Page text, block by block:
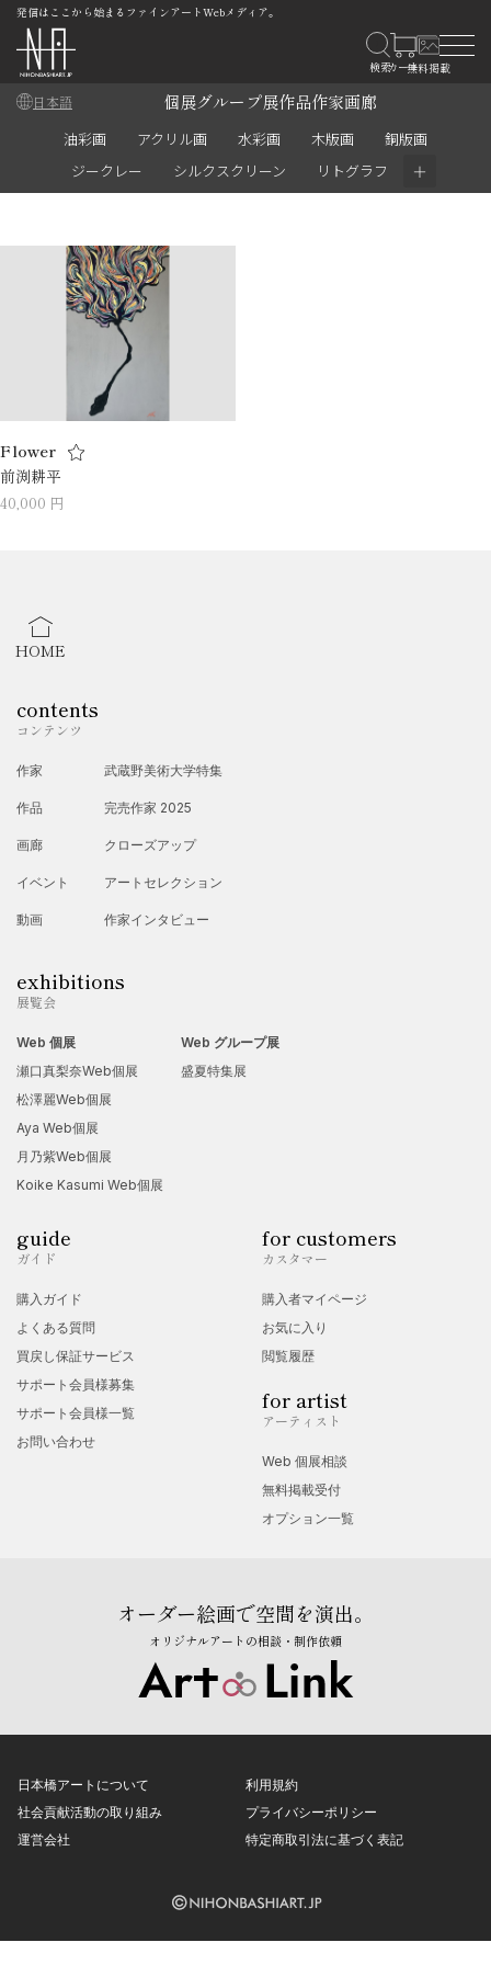
発信はここから始まるファインアートWebメディア。
日本語 個展グループ展作品作家画廊
油彩画 アクリル画 水彩画 木版画
銅版画
ジークレー
シルクスクリーン リトグラフ ＋
Flower
前渕耕平
40,000 円
HOME
contents
コンテンツ
作家
作品
画廊
イベント
動画
武蔵野美術大学特集
完売作家 2025
クローズアップ
アートセレクション
作家インタビュー
exhibitions
展覧会
Web 個展
瀬口真梨奈Web個展
松澤麗Web個展
Aya Web個展
月乃紫Web個展
Koike Kasumi Web個展
Web グループ展
盛夏特集展
guide
ガイド
購入ガイド
よくある質問
買戻し保証サービス
サポート会員様募集
サポート会員様一覧
お問い合わせ
for customers
カスタマー
購入者マイページ
お気に入り
閲覧履歴
for artist
アーティスト
Web 個展相談
無料掲載受付
オプション一覧
オーダー絵画で空間を演出。
オリジナルアートの相談・制作依頼
日本橋アートについて
社会貢献活動の取り組み
運営会社
利用規約
プライバシーポリシー
特定商取引法に基づく表記